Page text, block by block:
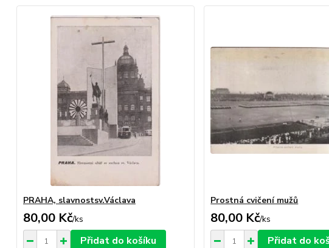
PRAHA, slavnostsv.Václava
80,00 Kč/ks
Přidat do košíku
Prostná cvičení mužů
80,00 Kč/ks
Přidat do